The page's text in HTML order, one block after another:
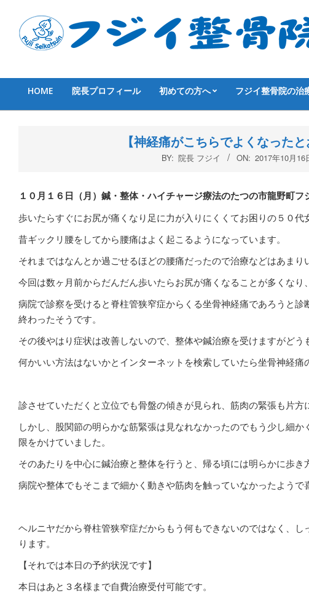
content
Navigation
HOME 院長プロフィール 初めての方へ フジイ整骨院の治
【神経痛がこちらでよくなった
BY: 院長 フジイ ON: 2017年10月16
１０月１６ 日（月）鍼・整体・ハイチャージ療法のたつの市龍野町フ
歩いたらすぐにお尻が痛くなり足に力が入りにくくてお困りの５０代
昔ギックリ腰をしてから腰痛はよく起こるようになっています。
それまではなんとか過ごせるほどの腰痛だったので治療などはあまり
今回は数ヶ月前からだんだん歩いたらお尻が痛くなることが多くな
病院で診察を受けると脊柱管狭窄症からくる坐骨神経痛であろうと
終わったそうです。
その後やはり症状は改善しないので、整体や鍼治療を受けますがどう
何かいい方法はないかとインターネットを検索していたら坐骨神経痛
診させていただくと立位でも骨盤の傾きが見られ、筋肉の緊張も片方
しかし、股関節の明らかな筋緊張は見なれなかったのでもう少し細
限をかけていました。
そのあたりを中心に鍼治療と整体を行うと、帰る頃には明らかに歩き
病院や整体でもそこまで細かく動きや筋肉を触っていなかったようで
ヘルニヤだから脊柱管狭窄症だからもう何もできないのではなく、
ります。
【それでは本日の予約状況です】
本日はあと３名様まで自費治療受付可能です。